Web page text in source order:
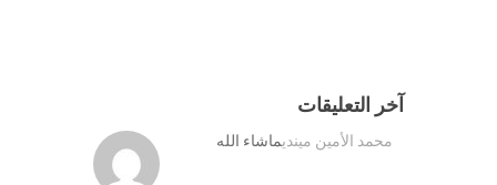
آخر التعليقات
محمد الأمين مينديماشاء الله